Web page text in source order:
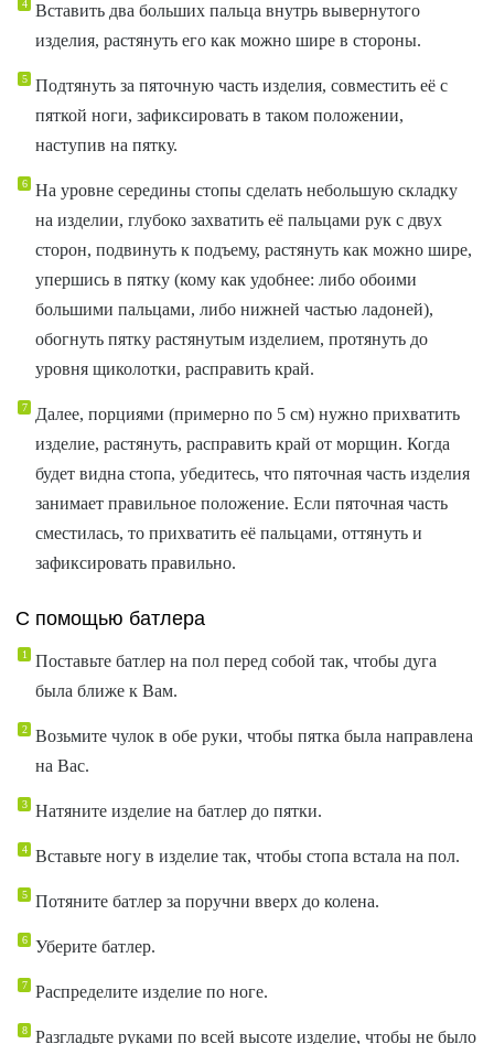
Вставить два больших пальца внутрь вывернутого
изделия, растянуть его как можно шире в стороны.
Подтянуть за пяточную часть изделия, совместить её с
пяткой ноги, зафиксировать в таком положении,
наступив на пятку.
На уровне середины стопы сделать небольшую складку
на изделии, глубоко захватить её пальцами рук с двух
сторон, подвинуть к подъему, растянуть как можно шире,
упершись в пятку (кому как удобнее: либо обоими
большими пальцами, либо нижней частью ладоней),
обогнуть пятку растянутым изделием, протянуть до
уровня щиколотки, расправить край.
Далее, порциями (примерно по 5 см) нужно прихватить
изделие, растянуть, расправить край от морщин. Когда
будет видна стопа, убедитесь, что пяточная часть изделия
занимает правильное положение. Если пяточная часть
сместилась, то прихватить её пальцами, оттянуть и
зафиксировать правильно.
С помощью батлера
Поставьте батлер на пол перед собой так, чтобы дуга
была ближе к Вам.
Возьмите чулок в обе руки, чтобы пятка была направлена
на Вас.
Натяните изделие на батлер до пятки.
Вставьте ногу в изделие так, чтобы стопа встала на пол.
Потяните батлер за поручни вверх до колена.
Уберите батлер.
Распределите изделие по ноге.
Разгладьте руками по всей высоте изделие, чтобы не было